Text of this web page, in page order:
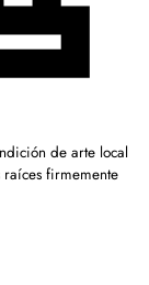
de arte local
firmemente